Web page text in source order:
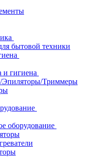
бытовой техники
и гигиена
Эпиляторы/Триммеры
оборудование